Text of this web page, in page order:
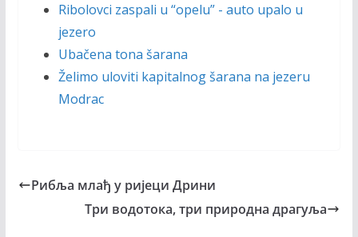
Ribolovci zaspali u “opelu” - auto upalo u
jezero
Ubačena tona šarana
Želimo uloviti kapitalnog šarana na jezeru
Modrac
Рибља млађ у ријеци Дрини
Три водотока, три природна драгуља